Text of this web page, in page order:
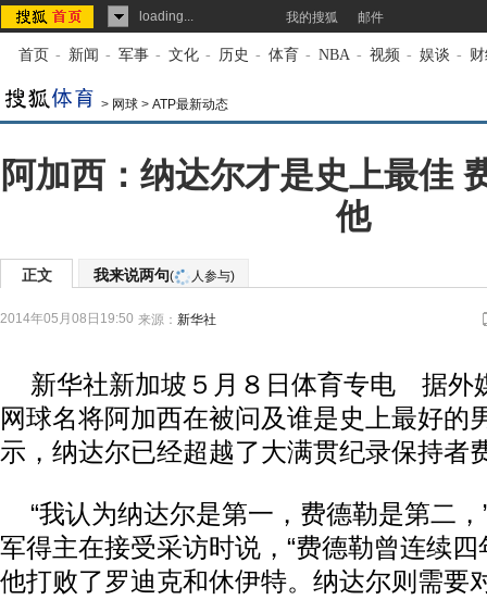
loading... 我的搜狐 邮件
首页 - 新闻 - 军事 - 文化 - 历史 - 体育 - NBA - 视频 - 娱谈 -
> 网球 > ATP最新动态
阿加西：纳达尔才是史上最佳
他
正文 我来说两句( 人参与)
2014年05月08日19:50 来源： 新华社
新华社新加坡５月８日体育专电 据外
网球名将阿加西在被问及谁是史上最好的
示，纳达尔已经超越了大满贯纪录保持者
“我认为纳达尔是第一，费德勒是第二，
军得主在接受采访时说，“费德勒曾连续
他打败了罗迪克和休伊特。纳达尔则需要